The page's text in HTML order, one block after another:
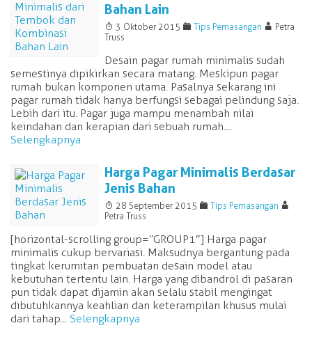
Bahan Lain
T 3 Oktober 2015 F Tips Pemasangan A Petra
Truss
Desain pagar rumah minimalis sudah
semestinya dipikirkan secara matang. Meskipun pagar
rumah bukan komponen utama. Pasalnya sekarang ini
pagar rumah tidak hanya berfungsi sebagai pelindung saja.
Lebih dari itu. Pagar juga mampu menambah nilai
keindahan dan kerapian dari sebuah rumah....
Selengkapnya
Harga Pagar Minimalis Berdasar
Jenis Bahan
T 28 September 2015 F Tips Pemasangan A
Petra Truss
[horizontal-scrolling group=”GROUP1″] Harga pagar
minimalis cukup bervariasi. Maksudnya bergantung pada
tingkat kerumitan pembuatan desain model atau
kebutuhan tertentu lain. Harga yang dibandrol di pasaran
pun tidak dapat dijamin akan selalu stabil mengingat
dibutuhkannya keahlian dan keterampilan khusus mulai
dari tahap... Selengkapnya